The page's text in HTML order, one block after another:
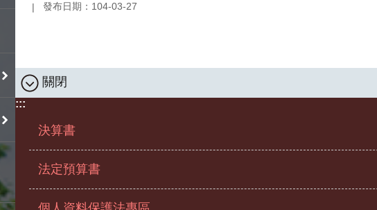
發布日期：104-03-27
關閉
:::
決算書
法定預算書